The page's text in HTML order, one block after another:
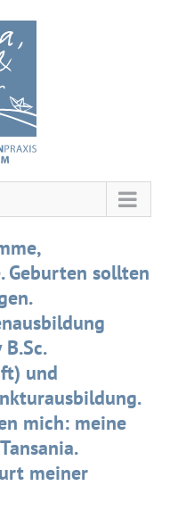
Geburten sollten
und
mich: meine
meiner